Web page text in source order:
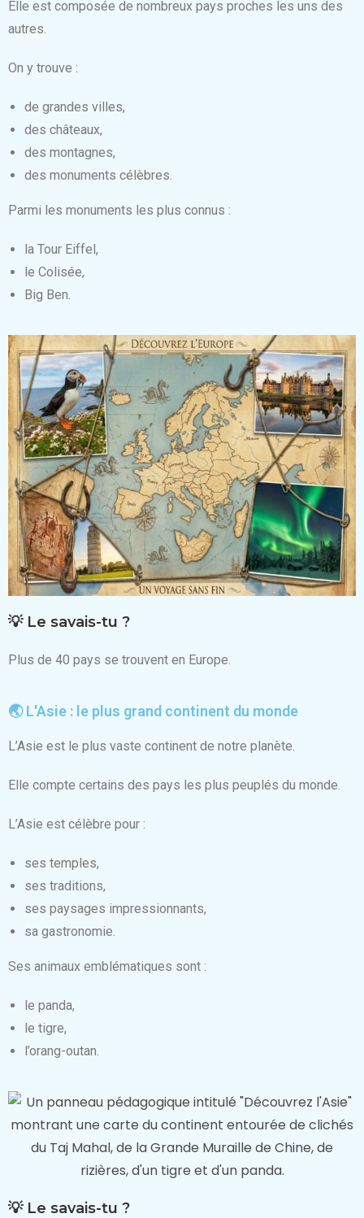
Elle est composée de nombreux pays proches les uns des
autres.
On y trouve :
de grandes villes,
des châteaux,
des montagnes,
des monuments célèbres.
Parmi les monuments les plus connus :
la Tour Eiffel,
le Colisée,
Big Ben.
💡 Le savais-tu ?
Plus de 40 pays se trouvent en Europe.
🌏 L'Asie : le plus grand continent du monde
L’Asie est le plus vaste continent de notre planète.
Elle compte certains des pays les plus peuplés du monde.
L’Asie est célèbre pour :
ses temples,
ses traditions,
ses paysages impressionnants,
sa gastronomie.
Ses animaux emblématiques sont :
le panda,
le tigre,
l’orang-outan.
💡 Le savais-tu ?